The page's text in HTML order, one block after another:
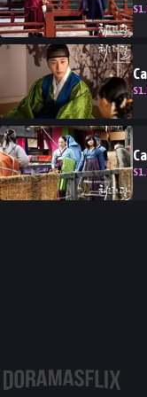
S1
S1
S1